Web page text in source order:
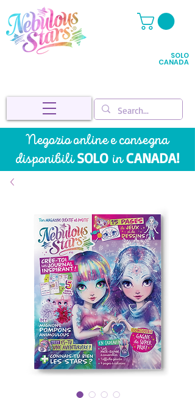
SOLO
CANADA
Negozio online econsegna
disponibiliSOLO inCANADA!